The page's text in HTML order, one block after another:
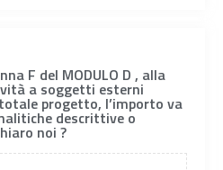
F del MODULO D , alla
a soggetti esterni
progetto, l’importo va
descrittive o
noi ?